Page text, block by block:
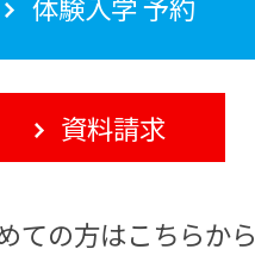
資料請求
ての方はこちらから